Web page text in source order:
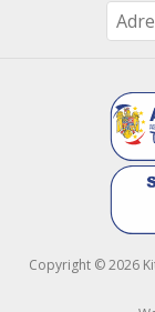
Copyright © 2026